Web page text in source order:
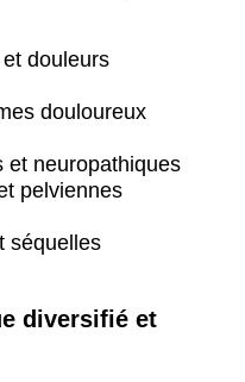
douleurs
douloureux
et neuropathiques
pelviennes
séquelles
diversifié et